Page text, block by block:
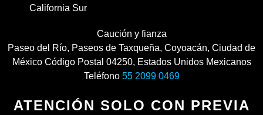
California Sur
Caución y fianza
Paseo del Río, Paseos de Taxqueña, Coyoacán, Ciudad de
MéxicoCódigo Postal 04250, Estados Unidos Mexicanos
Teléfono 55 2099 0469
ATENCIÓN SOLO CON PREVIA